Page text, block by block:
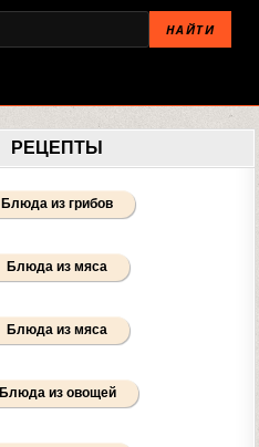
НАЙТИ
РЕЦЕПТЫ
Блюда из грибов
Блюда из мяса
Блюда из мяса
Блюда из овощей